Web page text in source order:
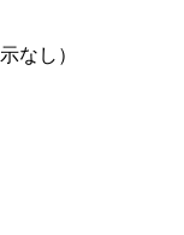
なし）